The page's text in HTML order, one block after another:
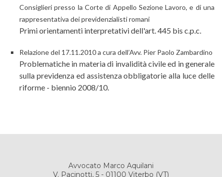
Consiglieri presso la Corte di Appello Sezione Lavoro, e di una
rappresentativa dei previdenzialisti romani
Primi orientamenti interpretativi dell'art. 445 bis c.p.c.
Relazione del 17.11.2010 a cura dell’Avv. Pier Paolo Zambardino
Problematiche in materia di invalidità civile ed in generale
sulla previdenza ed assistenza obbligatorie alla luce delle
riforme - biennio 2008/10.
Avvocato Marco Aquilani
V. Pacinotti, 5 - 01100 Viterbo (VT)